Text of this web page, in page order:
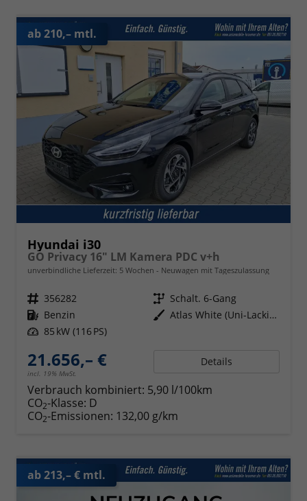
ab 210,– mtl.
Hyundai i30
GO Privacy 16" LM Kamera PDC v+h
unverbindliche Lieferzeit: 5 Wochen Neuwagen mit Tageszulassung
Fahrzeugnr. 356282 Getriebe Schalt. 6-Gang
Kraftstoff Benzin Außenfarbe
Atlas White (Uni-Lackierung)
Leistung 85 kW (116 PS)
21.656,– €
incl. 19% MwSt.
Details
Verbrauch kombiniert: 5,90 l/100km
CO2-Klasse: D
CO2-Emissionen: 132,00 g/km
ab 213,– € mtl.